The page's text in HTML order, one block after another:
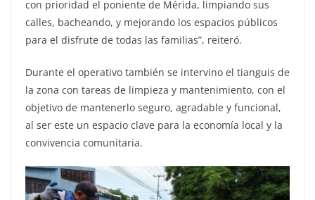
con prioridad el poniente de Mérida, limpiando sus
calles, bacheando, y mejorando los espacios públicos
para el disfrute de todas las familias”, reiteró.
Durante el operativo también se intervino el tianguis de
la zona con tareas de limpieza y mantenimiento, con el
objetivo de mantenerlo seguro, agradable y funcional,
al ser este un espacio clave para la economía local y la
convivencia comunitaria.